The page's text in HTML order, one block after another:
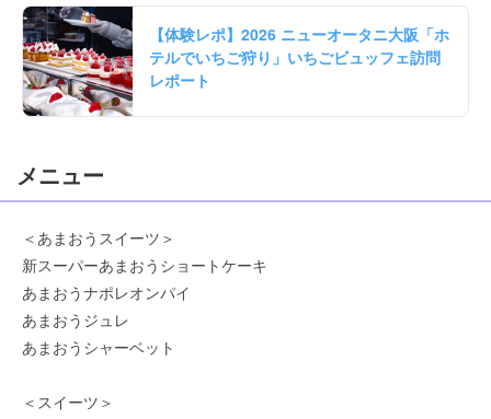
【体験レポ】2026 ニューオータニ大阪「ホ
テルでいちご狩り」いちごビュッフェ訪問
レポート
メニュー
＜あまおうスイーツ＞
新スーパーあまおうショートケーキ
あまおうナポレオンパイ
あまおうジュレ
あまおうシャーベット
＜スイーツ＞